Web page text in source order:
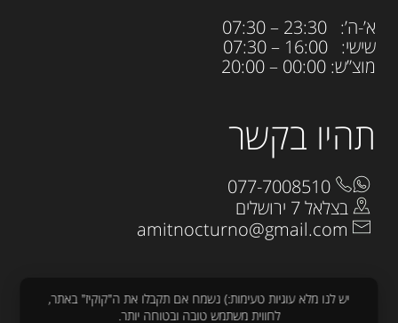
תהיו בקשר
בצלאל 7 ירושלים
א’-ה’: 23:30 – 07:30
שישי: 16:00 – 07:30
מוצ”ש: 00:00 – 20:00
יש לנו מלא עוגיות טעימות:) נשמח אם תקבלו את ה"קוקיז" באתר,
לחווית משתמש טובה ובטוחה יותר.